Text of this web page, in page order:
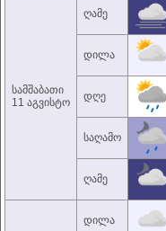
სამშაბათი
11 აგვისტო
ღამე
დილა
დღე
საღამო
ღამე
დილა